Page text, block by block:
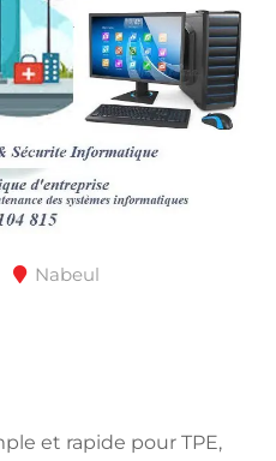
Nabeul
et rapide pour TPE,